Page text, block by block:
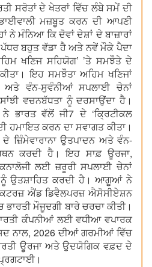
ਸਰੋਤਾਂ ਦੇ ਖੇਤਰਾਂ ਵਿੱਚ ਲੰਬੇ ਸਮੇਂ ਦੀ
ਮਜ਼ਬੂਤ ਕਰਨ ਦੀ ਆਪਣੀ
ਨੇ ਮੰਨਿਆ ਕਿ ਦੋਵਾਂ ਦੇਸ਼ਾਂ ਦੇ ਬਾਜ਼ਾਰਾਂ
ਬਹੁਤ ਵੱਡਾ ਹੈ ਅਤੇ ਨਵੇਂ ਮੌਕੇ ਪੈਦਾ
ਖਣਿਜ ਸਹਿਯੋਗ’ ’ਤੇ ਸਮਝੌਤੇ ਦੇ
ਇਹ ਸਮਝੌਤਾ ਅਹਿਮ ਖਣਿਜਾਂ
ਵੰਨ-ਸੁਵੰਨੀਆਂ ਸਪਲਾਈ ਚੇਨਾਂ
ਵਚਨਬੱਧਤਾ ਨੂੰ ਦਰਸਾਉਂਦਾ ਹੈ।
ਭਾਰਤ ਵੱਲੋਂ ਜੀ7 ਦੇ ‘ਕ੍ਰਿਟੀਕਲ
ਹਮਾਇਤ ਕਰਨ ਦਾ ਸਵਾਗਤ ਕੀਤਾ।
ਜ਼ਿੰਮੇਵਾਰਾਨਾ ਉਤਪਾਦਨ ਅਤੇ ਵੰਨ-
ਕਰਦੀ ਹੈ। ਇਹ ਸਾਫ਼ ਊਰਜਾ,
ਲਈ ਜ਼ਰੂਰੀ ਸਪਲਾਈ ਚੇਨਾਂ
ਨੂੰ ਉਤਸ਼ਾਹਿਤ ਕਰਦੀ ਹੈ। ਆਗੂਆਂ ਨੇ
ਐਂਡ ਡਿਵੈਲਪਰਜ਼ ਐਸੋਸੀਏਸ਼ਨ
ਮੌਜੂਦਗੀ ਬਾਰੇ ਚਰਚਾ ਕੀਤੀ।
ਕੰਪਨੀਆਂ ਲਈ ਵਧੀਆ ਵਪਾਰਕ
ਨਾਲ, 2026 ਦੀਆਂ ਗਰਮੀਆਂ ਵਿੱਚ
ਊਰਜਾ ਅਤੇ ਉਦਯੋਗਿਕ ਵਫ਼ਦ ਦੇ